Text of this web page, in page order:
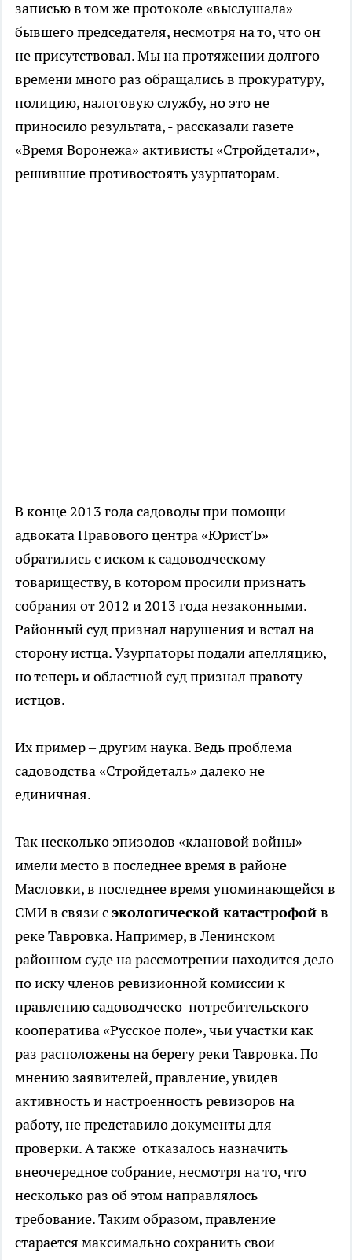
записью в том же протоколе «выслушала»
бывшего председателя, несмотря на то, что он
не присутствовал. Мы на протяжении долгого
времени много раз обращались в прокуратуру,
полицию, налоговую службу, но это не
приносило результата, - рассказали газете
«Время Воронежа» активисты «Стройдетали»,
решившие противостоять узурпаторам.
В конце 2013 года садоводы при помощи
адвоката Правового центра «ЮристЪ»
обратились с иском к садоводческому
товариществу, в котором просили признать
собрания от 2012 и 2013 года незаконными.
Районный суд признал нарушения и встал на
сторону истца. Узурпаторы подали апелляцию,
но теперь и областной суд признал правоту
истцов.
Их пример – другим наука. Ведь проблема
садоводства «Стройдеталь» далеко не
единичная.
Так несколько эпизодов «клановой войны»
имели место в последнее время в районе
Масловки, в последнее время упоминающейся в
СМИ в связи сэкологической катастрофой в
реке Тавровка. Например, в Ленинском
районном суде на рассмотрении находится дело
по иску членов ревизионной комиссии к
правлению садоводческо-потребительского
кооператива «Русское поле», чьи участки как
раз расположены на берегу реки Тавровка. По
мнению заявителей, правление, увидев
активность и настроенность ревизоров на
работу, не представило документы для
проверки. А также отказалось назначить
внеочередное собрание, несмотря на то, что
несколько раз об этом направлялось
требование. Таким образом, правление
старается максимально сохранить свои